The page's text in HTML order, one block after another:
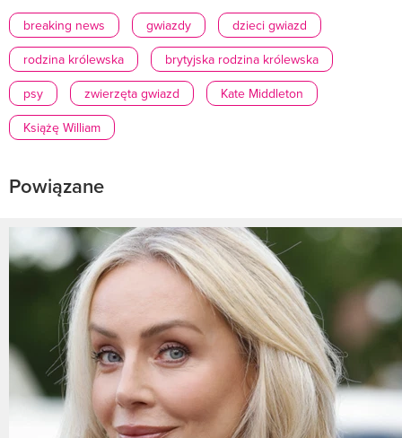
breaking news gwiazdy
dzieci gwiazd
rodzina królewska
brytyjska rodzina królewska
psy
zwierzęta gwiazd
Kate Middleton
Książę William
Powiązane